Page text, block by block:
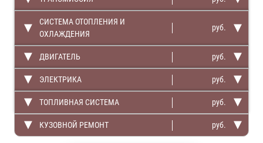
СИСТЕМА ОТОПЛЕНИЯ И
ОХЛАЖДЕНИЯ
руб.
ДВИГАТЕЛЬ руб.
ЭЛЕКТРИКА руб.
ТОПЛИВНАЯ СИСТЕМА руб.
КУЗОВНОЙ РЕМОНТ руб.